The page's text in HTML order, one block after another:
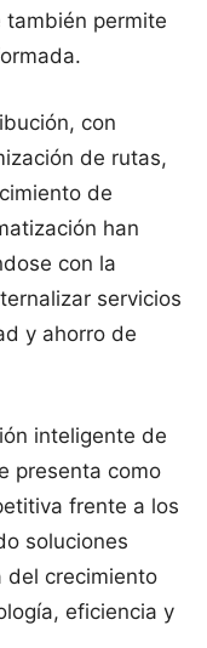
también permite
con
de rutas,
de
han
con la
servicios
y ahorro de
inteligente de
presenta como
frente a los
soluciones
del crecimiento
eficiencia y